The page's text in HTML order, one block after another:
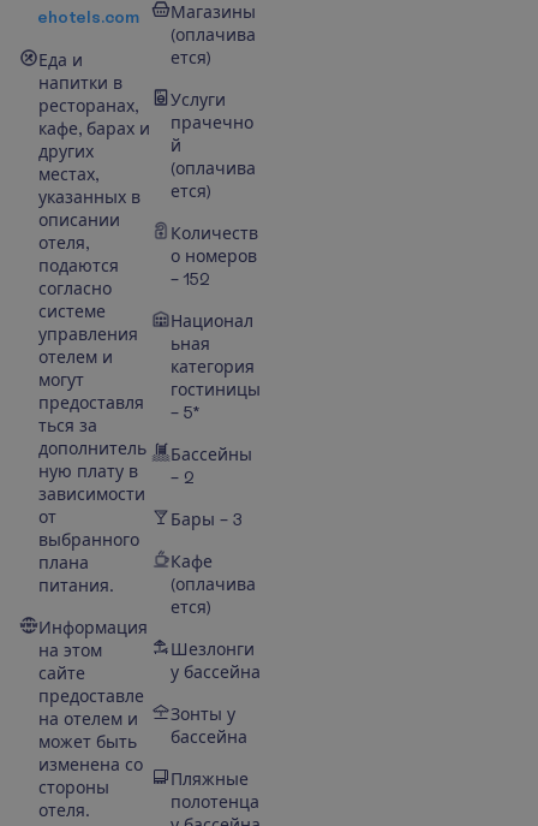
ehotels.com
Еда и
напитки в
ресторанах,
кафе, барах и
других
местах,
указанных в
описании
отеля,
подаются
согласно
системе
управления
отелем и
могут
предоставля
ться за
дополнитель
ную плату в
зависимости
от
выбранного
плана
питания.
Информация
на этом
сайте
предоставле
на отелем и
может быть
изменена со
стороны
отеля.
Магазины
(оплачива
ется)
Услуги
прачечно
й
(оплачива
ется)
Количеств
о номеров
– 152
Национал
ьная
категория
гостиницы
– 5*
Бассейны
– 2
Бары – 3
Кафе
(оплачива
ется)
Шезлонги
у бассейна
Зонты у
бассейна
Пляжные
полотенца